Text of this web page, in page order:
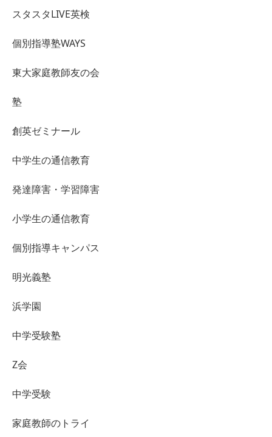
スタスタLIVE英検
個別指導塾WAYS
東大家庭教師友の会
塾
創英ゼミナール
中学生の通信教育
発達障害・学習障害
小学生の通信教育
個別指導キャンパス
明光義塾
浜学園
中学受験塾
Z会
中学受験
家庭教師のトライ